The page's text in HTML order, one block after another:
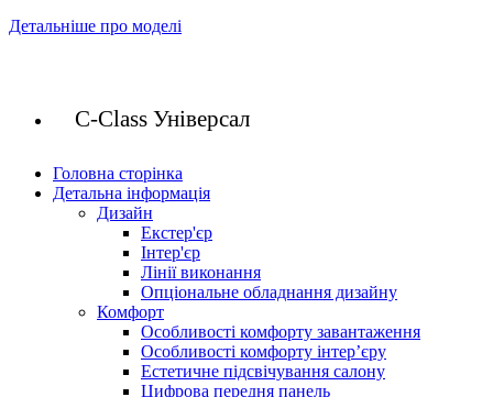
Детальніше про моделі
C-Class Універсал
Головна сторінка
Детальна інформація
Дизайн
Екстер'єр
Інтер'єр
Лінії виконання
Опціональне обладнання дизайну
Комфорт
Особливості комфорту завантаження
Особливості комфорту інтер’єру
Естетичне підсвічування салону
Цифрова передня панель